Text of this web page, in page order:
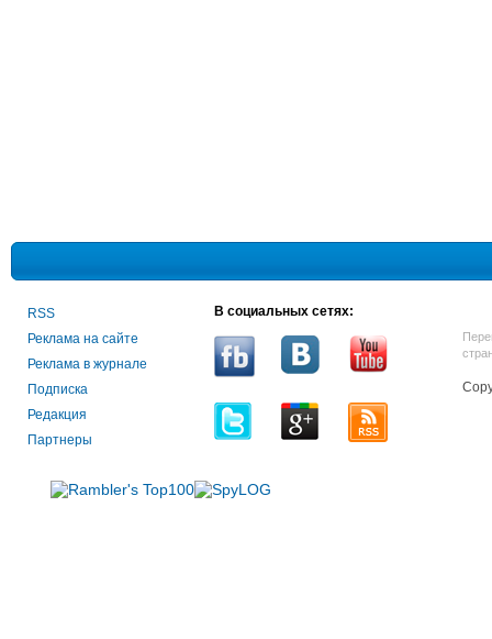
RSS
Реклама на сайте
Реклама в журнале
Подписка
Редакция
Партнеры
В социальных сетях: